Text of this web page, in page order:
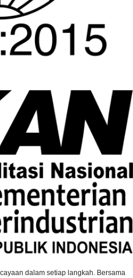
dalam setiap langkah. Bersama